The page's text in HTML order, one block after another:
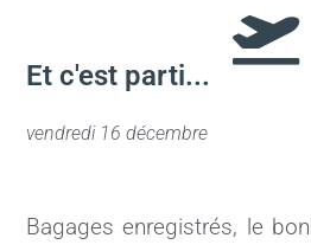
Et c'est parti...
vendredi 16 décembre
Bagages enregistrés, le